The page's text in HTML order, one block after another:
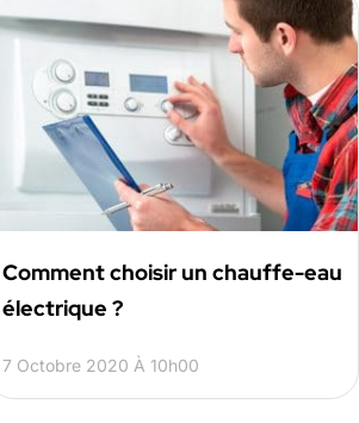
Comment choisir un chauffe-eau
électrique ?
7 Octobre 2020 À 10h00